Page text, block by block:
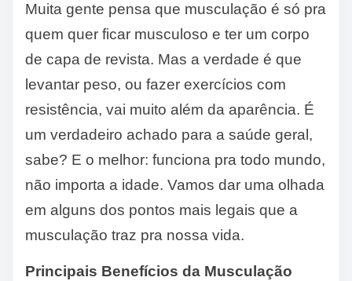
Muita gente pensa que musculação é só pra
quem quer ficar musculoso e ter um corpo
de capa de revista. Mas a verdade é que
levantar peso, ou fazer exercícios com
resistência, vai muito além da aparência. É
um verdadeiro achado para a saúde geral,
sabe? E o melhor: funciona pra todo mundo,
não importa a idade. Vamos dar uma olhada
em alguns dos pontos mais legais que a
musculação traz pra nossa vida.
Principais Benefícios da Musculação